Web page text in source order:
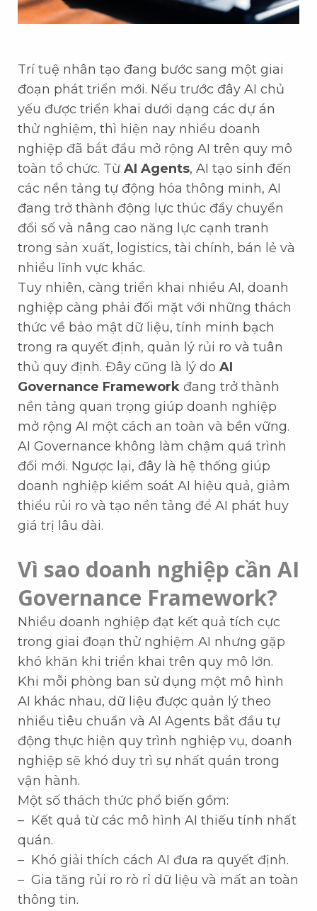
Trí tuệ nhân tạo đang bước sang một giai
đoạn phát triển mới. Nếu trước đây AI chủ
yếu được triển khai dưới dạng các dự án
thử nghiệm, thì hiện nay nhiều doanh
nghiệp đã bắt đầu mở rộng AI trên quy mô
toàn tổ chức. Từ AI Agents, AI tạo sinh đến
các nền tảng tự động hóa thông minh, AI
đang trở thành động lực thúc đẩy chuyển
đổi số và nâng cao năng lực cạnh tranh
trong sản xuất, logistics, tài chính, bán lẻ và
nhiều lĩnh vực khác.
Tuy nhiên, càng triển khai nhiều AI, doanh
nghiệp càng phải đối mặt với những thách
thức về bảo mật dữ liệu, tính minh bạch
trong ra quyết định, quản lý rủi ro và tuân
thủ quy định. Đây cũng là lý do AI
Governance Framework đang trở thành
nền tảng quan trọng giúp doanh nghiệp
mở rộng AI một cách an toàn và bền vững.
AI Governance không làm chậm quá trình
đổi mới. Ngược lại, đây là hệ thống giúp
doanh nghiệp kiểm soát AI hiệu quả, giảm
thiểu rủi ro và tạo nền tảng để AI phát huy
giá trị lâu dài.
Vì sao doanh nghiệp cần AI
Governance Framework?
Nhiều doanh nghiệp đạt kết quả tích cực
trong giai đoạn thử nghiệm AI nhưng gặp
khó khăn khi triển khai trên quy mô lớn.
Khi mỗi phòng ban sử dụng một mô hình
AI khác nhau, dữ liệu được quản lý theo
nhiều tiêu chuẩn và AI Agents bắt đầu tự
động thực hiện quy trình nghiệp vụ, doanh
nghiệp sẽ khó duy trì sự nhất quán trong
vận hành.
Một số thách thức phổ biến gồm:
– Kết quả từ các mô hình AI thiếu tính nhất
quán.
– Khó giải thích cách AI đưa ra quyết định.
– Gia tăng rủi ro rò rỉ dữ liệu và mất an toàn
thông tin.